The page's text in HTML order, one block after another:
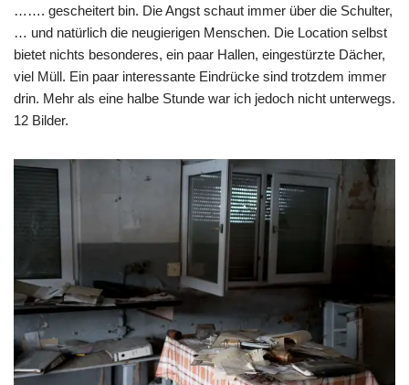
……. gescheitert bin. Die Angst schaut immer über die Schulter,
… und natürlich die neugierigen Menschen. Die Location selbst
bietet nichts besonderes, ein paar Hallen, eingestürzte Dächer,
viel Müll. Ein paar interessante Eindrücke sind trotzdem immer
drin. Mehr als eine halbe Stunde war ich jedoch nicht unterwegs.
12 Bilder.